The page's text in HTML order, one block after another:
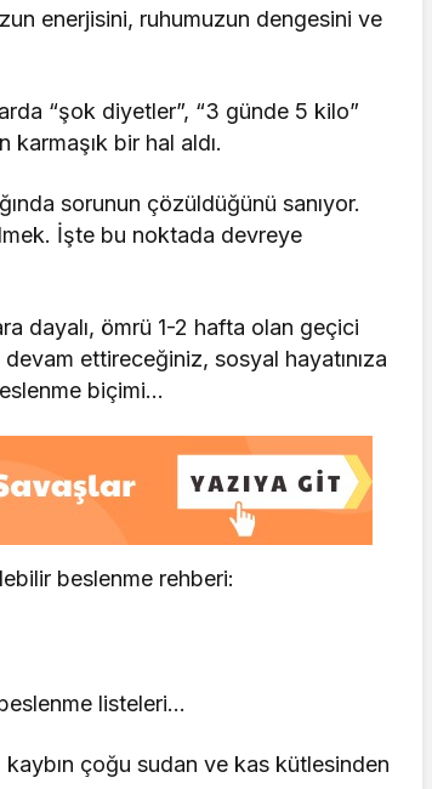
enerjisini, ruhumuzun dengesini ve
“şok diyetler”, “3 günde 5 kilo”
bir hal aldı.
sorunun çözüldüğünü sanıyor.
İşte bu noktada devreye
dayalı, ömrü 1-2 hafta olan geçici
ettireceğiniz, sosyal hayatınıza
biçimi…
beslenme rehberi:
listeleri…
kaybın çoğu sudan ve kas kütlesinden